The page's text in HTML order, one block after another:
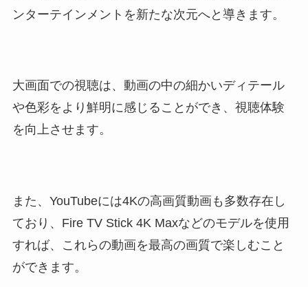
ンターテインメントを新たな次元へと導きます。
大画面での視聴は、動画の中の細かいディテール
や色彩をより鮮明に感じることができ、視聴体験
を向上させます。
また、YouTubeには4Kの高画質動画も多数存在し
ており、Fire TV Stick 4K Maxなどのモデルを使用
すれば、これらの動画を最高の画質で楽しむこと
ができます。